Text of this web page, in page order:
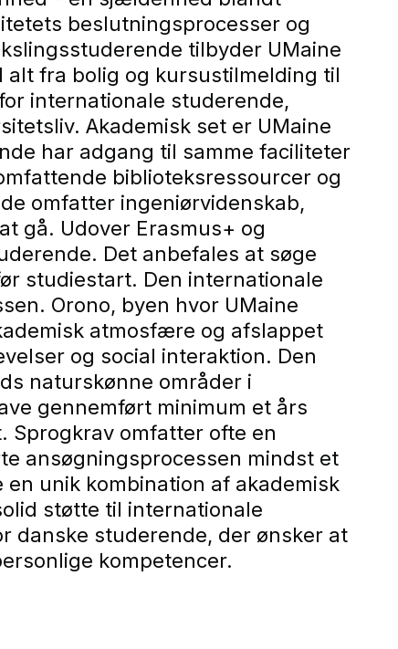
beslutningsprocesser og
tilbyder UMaine
fra bolig og kursustilmelding til
internationale studerende,
Akademisk set er UMaine
har adgang til samme faciliteter
biblioteksressourcer og
omfatter ingeniørvidenskab,
gå. Udover Erasmus+ og
Det anbefales at søge
studiestart. Den internationale
Orono, byen hvor UMaine
atmosfære og afslappet
og social interaktion. Den
naturskønne områder i
gennemført minimum et års
Sprogkrav omfatter ofte en
ansøgningsprocessen mindst et
unik kombination af akademisk
støtte til internationale
danske studerende, der ønsker at
kompetencer.